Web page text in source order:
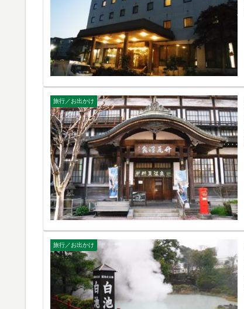
旅行／お出かけ
旅行／お出かけ